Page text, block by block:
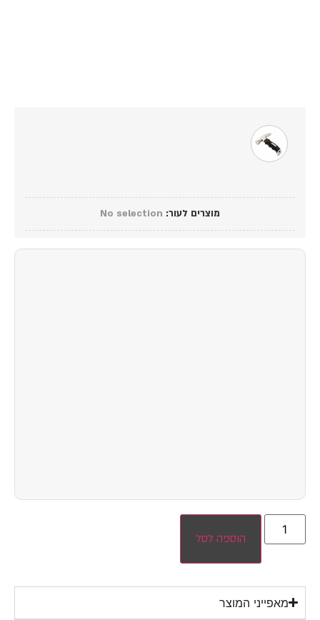
מוצרים לעור:
No selection
הוספה לסל
מאפייני המוצר